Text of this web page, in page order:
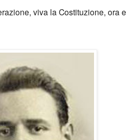
viva la Costituzione, ora e